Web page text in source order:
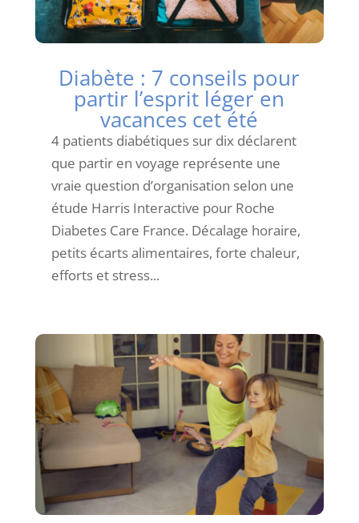
Diabète : 7 conseils pour
partir l’esprit léger en
vacances cet été
4 patients diabétiques sur dix déclarent
que partir en voyage représente une
vraie question d’organisation selon une
étude Harris Interactive pour Roche
Diabetes Care France. Décalage horaire,
petits écarts alimentaires, forte chaleur,
efforts et stress...